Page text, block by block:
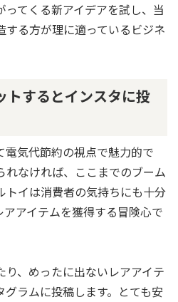
てくる新アイデアを試し、当
する方が理に適っているビジネ
トするとインスタに投
電気代節約の視点で魅力的で
れなければ、ここまでのブーム
トイは消費者の気持ちにも十分
アイテムを獲得する冒険心で
、めったに出ないレアアイテ
ラムに投稿します。とても安